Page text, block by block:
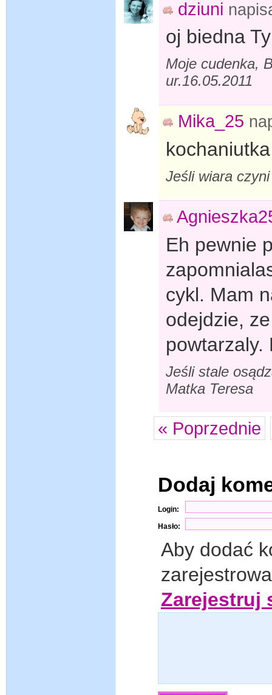
dziuni
oj biedna
Moje cudenka,
ur.16.05.2011
Mika_25
Jeśli wiara
Eh pewnie
cykl. Mam
odejdzie,
powtarzaly.
Jeśli stale
Matka Teresa
« Poprzednie
Dodaj
Login:
Hasło:
Aby dodać
Zarejestruj